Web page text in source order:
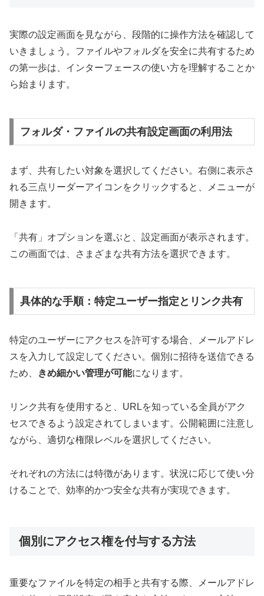
実際の設定画面を見ながら、段階的に操作方法を確認して
いきましょう。ファイルやフォルダを安全に共有するため
の第一歩は、インターフェースの使い方を理解することか
ら始まります。
フォルダ・ファイルの共有設定画面の利用法
まず、共有したい対象を選択してください。右側に表示さ
れる三点リーダーアイコンをクリックすると、メニューが
開きます。
「共有」オプションを選ぶと、設定画面が表示されます。
この画面では、さまざまな共有方法を選択できます。
具体的な手順：特定ユーザー指定とリンク共有
特定のユーザーにアクセスを許可する場合、メールアドレ
スを入力して設定してください。個別に招待を送信できる
ため、
きめ細かい管理が可能になります。
リンク共有を使用すると、URLを知っている全員がアク
セスできるよう設定されてしまいます。公開範囲に注意し
ながら、適切な権限レベルを選択してください。
それぞれの方法には特徴があります。状況に応じて使い分
けることで、効率的かつ安全な共有が実現できます。
個別にアクセス権を付与する方法
重要なファイルを特定の相手と共有する際、メールアドレ